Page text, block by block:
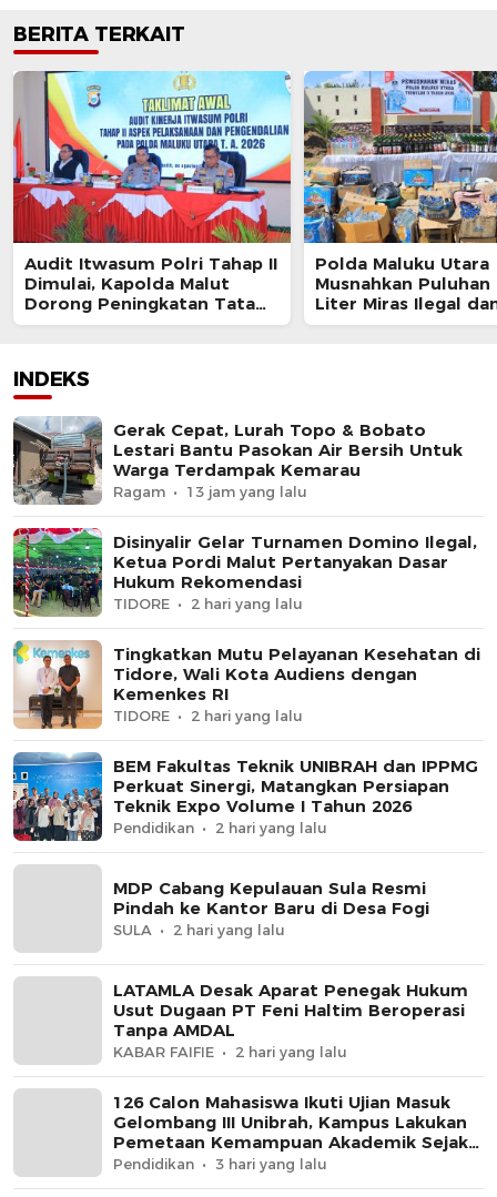
BERITA TERKAIT
Audit Itwasum Polri Tahap II
Dimulai, Kapolda Malut
Dorong Peningkatan Tata
Kelola Organisasi yang
Polda Maluku Utara
Musnahkan Puluhan
Liter Miras Ilegal
Bongkar Jaringan
INDEKS
Gerak Cepat, Lurah Topo & Bobato
Lestari Bantu Pasokan Air Bersih Untuk
Warga Terdampak Kemarau
Ragam 13 jam yang lalu
Disinyalir Gelar Turnamen Domino Ilegal,
Ketua Pordi Malut Pertanyakan Dasar
Hukum Rekomendasi
TIDORE 2 hari yang lalu
Tingkatkan Mutu Pelayanan Kesehatan di
Tidore, Wali Kota Audiens dengan
Kemenkes RI
TIDORE 2 hari yang lalu
BEM Fakultas Teknik UNIBRAH dan IPPMG
Perkuat Sinergi, Matangkan Persiapan
Teknik Expo Volume I Tahun 2026
Pendidikan 2 hari yang lalu
MDP Cabang Kepulauan Sula Resmi
Pindah ke Kantor Baru di Desa Fogi
SULA 2 hari yang lalu
LATAMLA Desak Aparat Penegak Hukum
Usut Dugaan PT Feni Haltim Beroperasi
Tanpa AMDAL
KABAR FAIFIE 2 hari yang lalu
126 Calon Mahasiswa Ikuti Ujian Masuk
Gelombang III Unibrah, Kampus Lakukan
Pemetaan Kemampuan Akademik Sejak
Awal
Pendidikan 3 hari yang lalu